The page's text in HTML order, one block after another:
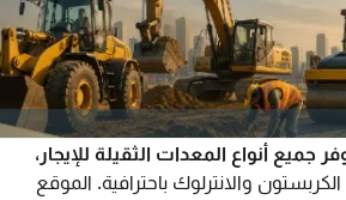
جميع أنواع المعدات الثقيلة للإيجار،
والانترلوك باحترافية. الموقع